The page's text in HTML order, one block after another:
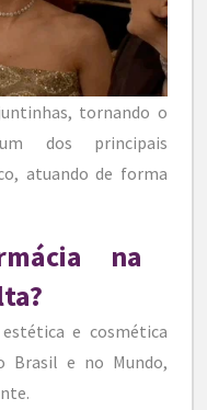
tornando o
dos principais
atuando de forma
na
e cosmética
Brasil e no Mundo,